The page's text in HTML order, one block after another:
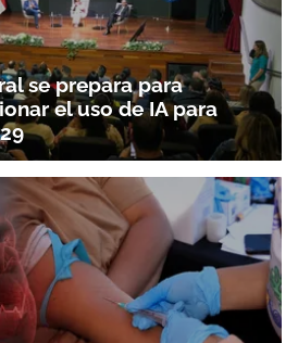
se prepara para
el uso de IA para